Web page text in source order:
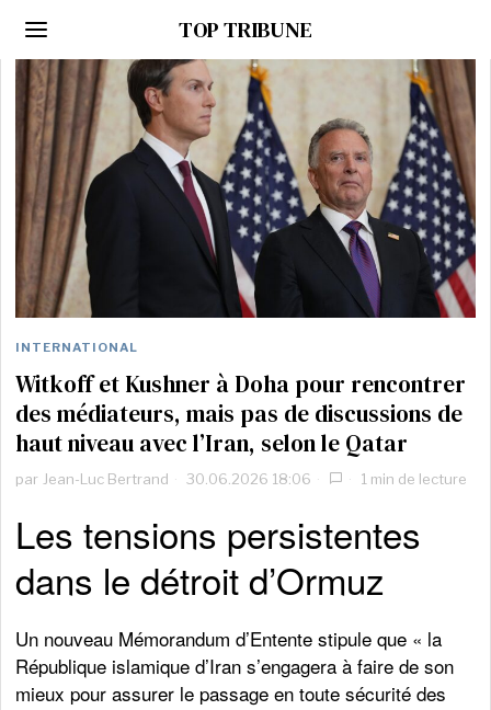
TOP TRIBUNE
INTERNATIONAL
Witkoff et Kushner à Doha pour rencontrer
des médiateurs, mais pas de discussions de
haut niveau avec l’Iran, selon le Qatar
par Jean-Luc Bertrand 30.06.2026 18:06 1 min de lecture
Les tensions persistentes
dans le détroit d’Ormuz
Un nouveau Mémorandum d’Entente stipule que « la
République islamique d’Iran s’engagera à faire de son
mieux pour assurer le passage en toute sécurité des